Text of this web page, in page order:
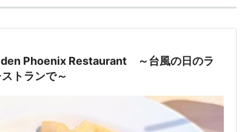
Phoenix Restaurant ～台風の日のラ
トランで～